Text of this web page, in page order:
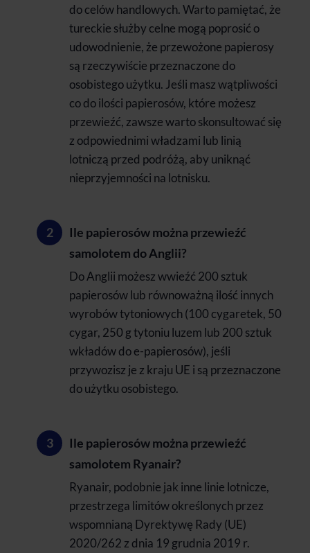
do celów handlowych. Warto pamiętać, że
tureckie służby celne mogą poprosić o
udowodnienie, że przewożone papierosy
są rzeczywiście przeznaczone do
osobistego użytku. Jeśli masz wątpliwości
co do ilości papierosów, które możesz
przewieźć, zawsze warto skonsultować się
z odpowiednimi władzami lub linią
lotniczą przed podróżą, aby uniknąć
nieprzyjemności na lotnisku.
Ile papierosów można przewieźć
samolotem do Anglii?
Do Anglii możesz wwieźć 200 sztuk
papierosów lub równoważną ilość innych
wyrobów tytoniowych (100 cygaretek, 50
cygar, 250 g tytoniu luzem lub 200 sztuk
wkładów do e-papierosów), jeśli
przywozisz je z kraju UE i są przeznaczone
do użytku osobistego.
Ile papierosów można przewieźć
samolotem Ryanair?
Ryanair, podobnie jak inne linie lotnicze,
przestrzega limitów określonych przez
wspomnianą Dyrektywę Rady (UE)
2020/262 z dnia 19 grudnia 2019 r.